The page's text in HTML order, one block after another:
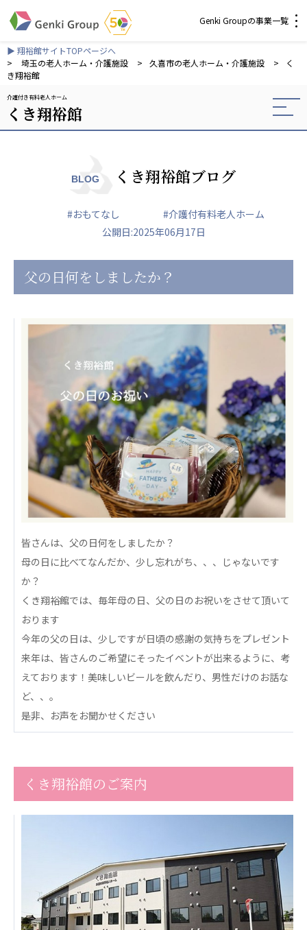
Genki Groupの事業一覧
介護・福祉
社会福祉法人 元気村グループ
社会福祉法人元気村
社会福祉法人長寿の森
株式会社 サンガジャパン
株式会社日本遮蔽技研
株式会社Genkiリレーションズ
爽やかな風 中部エリア
爽やかな風 那覇エリア
株式会社 鷹揚館
鷹揚館
社会福祉法人 共生会
特別養護老人ホーム 共生の家
株式会社 アジアメデカ元気事業団
アジアメデカ元気事業団
株式会社 爽やかな風九州
株式会社 七星
社会福祉法人 心の会
心の会
医療（共に生きる仲間達）
医療法人社団 美翔会
聖心美容クリニック
S-Labo（渋谷院）
医療法人 共生会
松園病院介護医療院
医療法人社団 鴻愛会
こうのす共生病院
OKP with Life クリニック
こうのすナーシングホーム共生園
▶ 翔裕館サイトTOPページへ
>
埼玉の老人ホーム・介護施設 > 久喜市の老人ホーム・介護施設 >
く
き翔裕館
介護付き有料老人ホーム
くき翔裕館
BLOG くき翔裕館ブログ
#おもてなし
#介護付有料老人ホーム
公開日:2025年06月17日
父の日何をしましたか？
皆さんは、父の日何をしましたか？
母の日に比べてなんだか、少し忘れがち、、、じゃないです
か？
くき翔裕館では、毎年母の日、父の日のお祝いをさせて頂いて
おります
今年の父の日は、少しですが日頃の感謝の気持ちをプレゼント
来年は、皆さんのご希望にそったイベントが出来るように、考
えております！美味しいビールを飲んだり、男性だけのお話な
ど、、。
是非、お声をお聞かせください
くき翔裕館のご案内